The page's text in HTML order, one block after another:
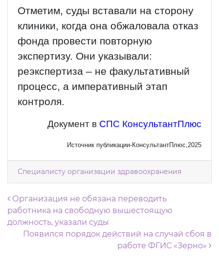
Отметим, суды вставали на сторону
клиники, когда она обжаловала отказ
фонда провести повторную
экспертизу. Они указывали:
реэкспертиза – не факультативный
процесс, а императивный этап
контроля.
Документ в СПС КонсультантПлюс
Источник публикации-КонсультантПлюс,2025
Специалисту организации здравоохранения
Навигация по записям
Организация не обязана переводить
работника на свободную вышестоящую
должность, указали суды
Появился порядок действий на случай сбоя в
работе ФГИС «Зерно»